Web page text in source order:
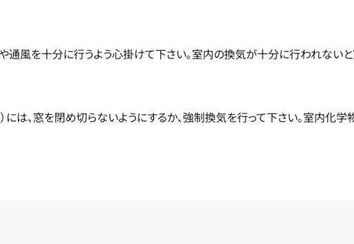
通風を十分に行うよう心掛けて下さい。室内の換気が十分に行われない
は、窓を閉め切らないようにするか、強制換気を行って下さい。室内化